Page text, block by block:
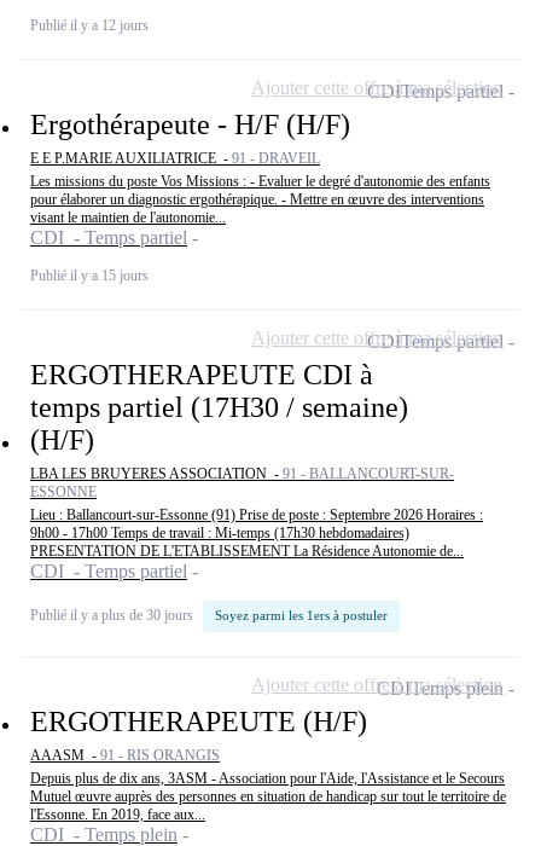
Publié il y a 12 jours
Ergothérapeute - H/F (H/F)
E E P.MARIE AUXILIATRICE - 91 - DRAVEIL
Les missions du poste Vos Missions : - Evaluer le degré d'autonomie des enfants
pour élaborer un diagnostic ergothérapique. - Mettre en œuvre des interventions
visant le maintien de l'autonomie...
CDI - Temps partiel
Publié il y a 15 jours
CDITemps partiel
Ajouter cette offre à ma sélection
ERGOTHERAPEUTE CDI à
temps partiel (17H30 / semaine)
(H/F)
LBA LES BRUYERES ASSOCIATION - 91 - BALLANCOURT-SUR-
ESSONNE
Lieu : Ballancourt-sur-Essonne (91) Prise de poste : Septembre 2026 Horaires :
9h00 - 17h00 Temps de travail : Mi-temps (17h30 hebdomadaires)
PRESENTATION DE L'ETABLISSEMENT La Résidence Autonomie de...
CDI - Temps partiel
Publié il y a plus de 30 jours Soyez parmi les 1ers à postuler
CDITemps partiel
Ajouter cette offre à ma sélection
ERGOTHERAPEUTE (H/F)
AAASM - 91 - RIS ORANGIS
Depuis plus de dix ans, 3ASM - Association pour l'Aide, l'Assistance et le Secours
Mutuel œuvre auprès des personnes en situation de handicap sur tout le territoire de
l'Essonne. En 2019, face aux...
CDI - Temps plein
CDITemps plein
Ajouter cette offre à ma sélection